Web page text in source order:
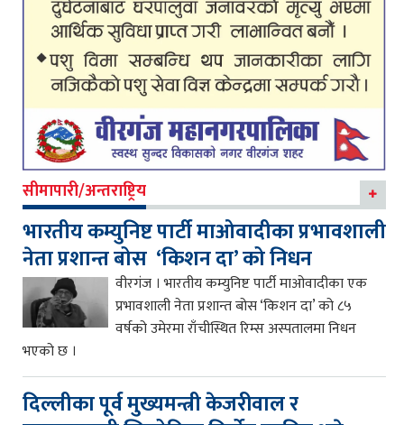
सीमापारी/अन्तराष्ट्रिय
भारतीय कम्युनिष्ट पार्टी माओवादीका प्रभावशाली
नेता प्रशान्त बोस ‘किशन दा’ को निधन
वीरगंज । भारतीय कम्युनिष्ट पार्टी माओवादीका एक
प्रभावशाली नेता प्रशान्त बोस ‘किशन दा’ को ८५
वर्षको उमेरमा राँचीस्थित रिम्स अस्पतालमा निधन
भएको छ ।
दिल्लीका पूर्व मुख्यमन्त्री केजरीवाल र